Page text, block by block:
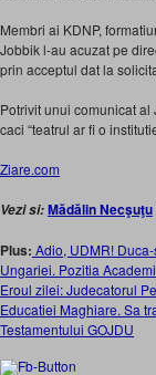
Membri ai KDNP,
Jobbik l-au acuzat pe
prin acceptul dat la
Potrivit unui comunicat
caci “teatrul ar fi o
Ziare.com
Vezi si:Mădălin Necşuţu
Plus: Adio, UDMR!
Ungariei. Pozitia
Eroul zilei: Judecatorul
Educatiei Maghiare. Sa
Testamentului GOJDU